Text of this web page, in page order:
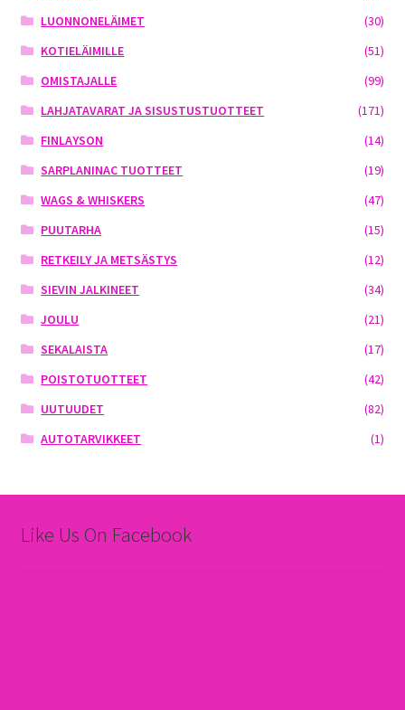
LUONNONELÄIMET
(30)
KOTIELÄIMILLE
(51)
OMISTAJALLE
(99)
LAHJATAVARAT JA SISUSTUSTUOTTEET
(171)
FINLAYSON
(14)
SARPLANINAC TUOTTEET
(19)
WAGS & WHISKERS
(47)
PUUTARHA
(15)
RETKEILY JA METSÄSTYS
(12)
SIEVIN JALKINEET
(34)
JOULU
(21)
SEKALAISTA
(17)
POISTOTUOTTEET
(42)
UUTUUDET
(82)
AUTOTARVIKKEET
(1)
Like Us On Facebook